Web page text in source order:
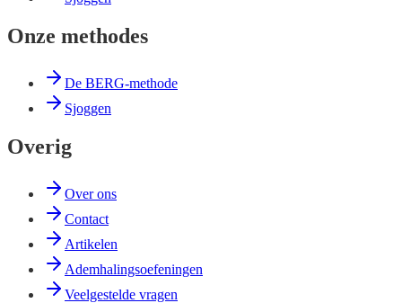
Onze methodes
De BERG-methode
Sjoggen
Overig
Over ons
Contact
Artikelen
Ademhalingsoefeningen
Veelgestelde vragen